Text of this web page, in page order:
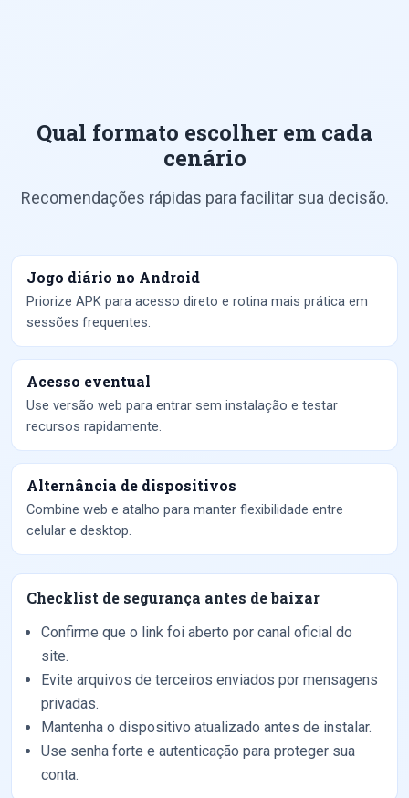
Qual formato escolher em cada
cenário
Recomendações rápidas para facilitar sua decisão.
Jogo diário no Android
Priorize APK para acesso direto e rotina mais prática em
sessões frequentes.
Acesso eventual
Use versão web para entrar sem instalação e testar
recursos rapidamente.
Alternância de dispositivos
Combine web e atalho para manter flexibilidade entre
celular e desktop.
Checklist de segurança antes de baixar
Confirme que o link foi aberto por canal oficial do
site.
Evite arquivos de terceiros enviados por mensagens
privadas.
Mantenha o dispositivo atualizado antes de instalar.
Use senha forte e autenticação para proteger sua
conta.